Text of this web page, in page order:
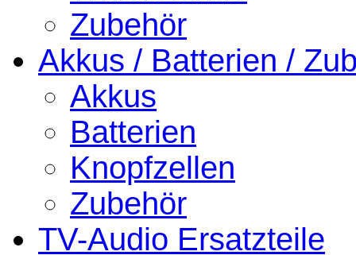
Zubehör
Akkus / Batterien /
Akkus
Batterien
Knopfzellen
Zubehör
TV-Audio Ersatzteile